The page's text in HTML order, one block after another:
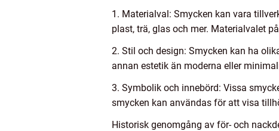
1. Materialval: Smycken kan vara
plast, trä, glas och mer. Materialvalet
2. Stil och design: Smycken kan ha
annan estetik än moderna eller
3. Symbolik och innebörd: Vissa
smycken kan användas för att visa
Historisk genomgång av för- och